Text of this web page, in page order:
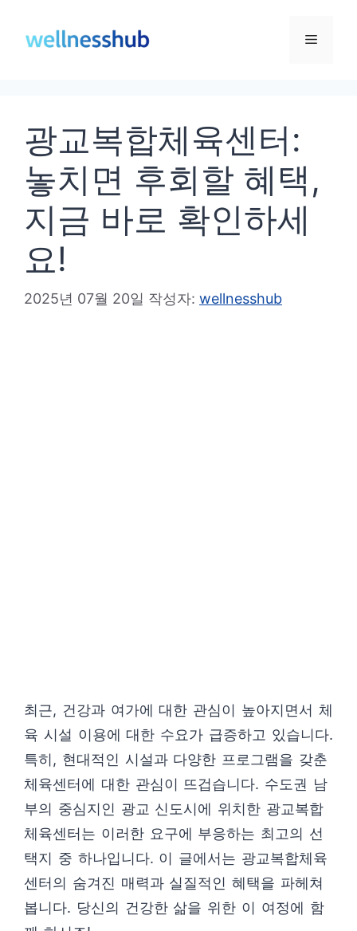
메
광교복합체육센터:
놓치면 후회할 혜택,
지금 바로 확인하세
요!
2025년 07월 20일 작성자: wellnesshub
최근, 건강과 여가에 대한 관심이 높아지면서 체
육 시설 이용에 대한 수요가 급증하고 있습니다.
특히, 현대적인 시설과 다양한 프로그램을 갖춘
체육센터에 대한 관심이 뜨겁습니다. 수도권 남
부의 중심지인 광교 신도시에 위치한 광교복합
체육센터는 이러한 요구에 부응하는 최고의 선
택지 중 하나입니다. 이 글에서는 광교복합체육
센터의 숨겨진 매력과 실질적인 혜택을 파헤쳐
봅니다. 당신의 건강한 삶을 위한 이 여정에 함